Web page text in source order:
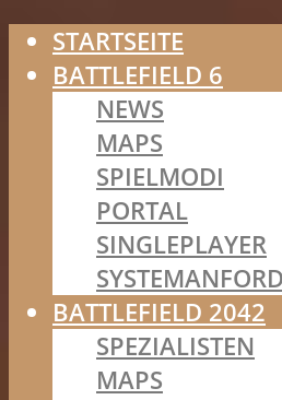
STARTSEITE
BATTLEFIELD 6
NEWS
MAPS
SPIELMODI
PORTAL
SINGLEPLAYER
BATTLEFIELD 2042
SPEZIALISTEN
MAPS